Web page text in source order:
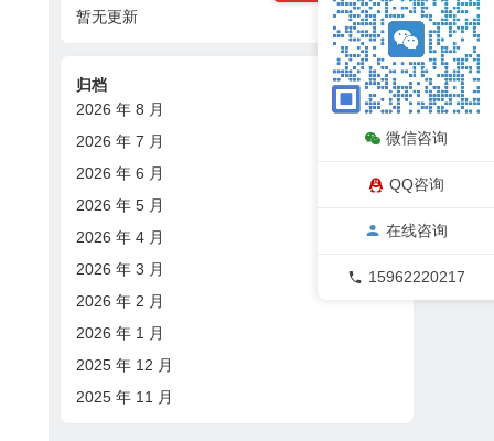
08/06
暂无更新
归档
2026 年 8 月
2026 年 7 月
2026 年 6 月
2026 年 5 月
2026 年 4 月
2026 年 3 月
2026 年 2 月
2026 年 1 月
2025 年 12 月
2025 年 11 月
微信咨询
QQ咨询
在线咨询
15962220217